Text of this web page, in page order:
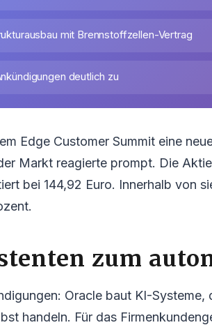
mit Brennstoffzellen-Vertrag
deutlich zu
Edge Customer Summit eine
Markt reagierte prompt. Die
bei 144,92 Euro. Innerhalb von
zum
Oracle baut KI-Systeme,
handeln. Für das